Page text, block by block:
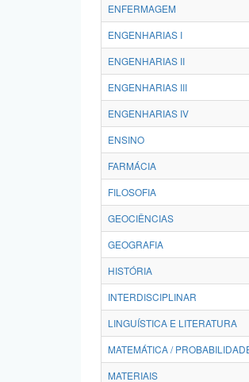
ENFERMAGEM
ENGENHARIAS I
ENGENHARIAS II
ENGENHARIAS III
ENGENHARIAS IV
ENSINO
FARMÁCIA
FILOSOFIA
GEOCIÊNCIAS
GEOGRAFIA
HISTÓRIA
INTERDISCIPLINAR
LINGUÍSTICA E LITERATURA
MATEMÁTICA /
MATERIAIS